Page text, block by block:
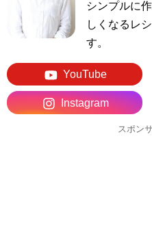
シンプルに
しくなるレ
す。
YouTube
Instagram
スポン